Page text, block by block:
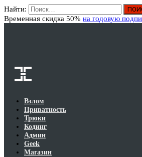
Найти:
Временная скидка 50% на годовую
Взлом
Приватность
Трюки
Кодинг
Админ
Geek
Магазин